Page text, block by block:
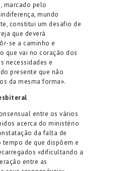
marcado pelo
mundo
constitui um desafio de
que deverá
se a caminho e
que vai no coração dos
necessidades e
presente que não
da mesma forma».
entre os vários
acerca do ministério
da falta de
tempo de que dispõem e
«dificultando a
entre as